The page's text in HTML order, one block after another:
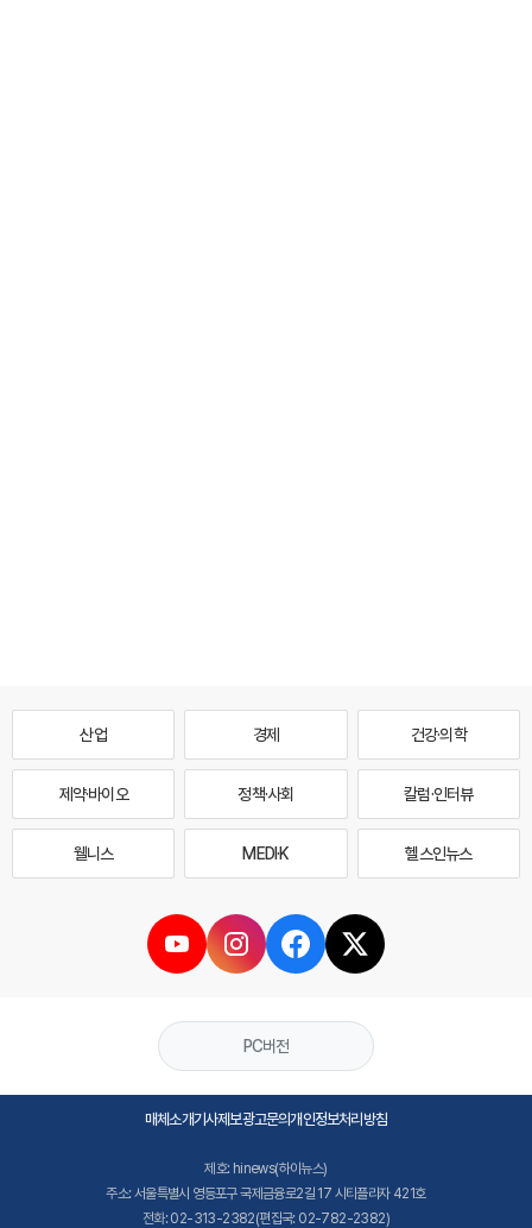
산업 경제 건강·의학
제약·바이오 정책·사회 칼럼·인터뷰
웰니스 MEDI·K 헬스인뉴스
PC버전
매체소개기사제보광고문의개인정보처리방침
제호: hinews(하이뉴스)
주소: 서울특별시 영등포구 국제금융로2길 17 시티플라자 421호
전화: 02-313-2382(편집국: 02-782-2382)